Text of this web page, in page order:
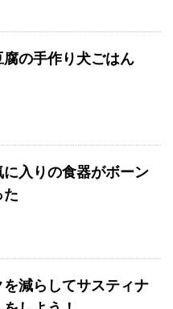
腐の手作り犬ごはん
入りの食器がボーン
た
減らしてサスティナ